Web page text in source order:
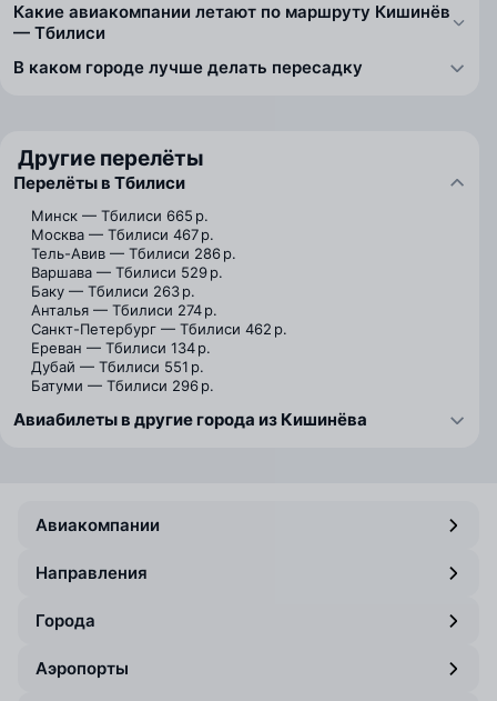
Какие авиакомпании летают по маршруту Кишинёв
— Тбилиси
В каком городе лучше делать пересадку
Другие перелёты
Перелёты в Тбилиси
Минск — Тбилиси 665 р.
Москва — Тбилиси 467 р.
Тель-Авив — Тбилиси 286 р.
Варшава — Тбилиси 529 р.
Баку — Тбилиси 263 р.
Анталья — Тбилиси 274 р.
Санкт-Петербург — Тбилиси 462 р.
Ереван — Тбилиси 134 р.
Дубай — Тбилиси 551 р.
Батуми — Тбилиси 296 р.
Авиабилеты в другие города из Кишинёва
Авиакомпании
Направления
Города
Аэропорты